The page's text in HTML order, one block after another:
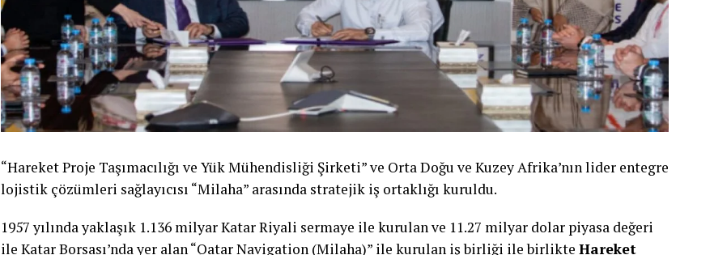
“Hareket Proje Taşımacılığı ve Yük Mühendisliği Şirketi” ve Orta Doğu ve Kuzey Afrika’nın lider entegre
lojistik çözümleri sağlayıcısı “Milaha” arasında stratejik iş ortaklığı kuruldu.
1957 yılında yaklaşık 1.136 milyar Katar Riyali sermaye ile kurulan ve 11.27 milyar dolar piyasa değeri
ile Katar Borsası’nda yer alan “Qatar Navigation (Milaha)” ile kurulan iş birliği ile birlikte Hareket